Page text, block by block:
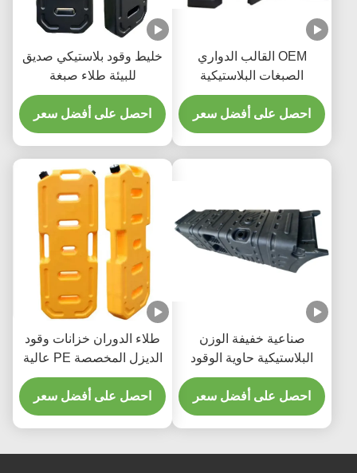
OEM القالب الدواري
الصبغات البلاستيكية
للشاحنات خزانات الوقود
مقاومة للتآكل / الأشعة فوق
البنفسجية
احصل على أفضل سعر
خليط وقود بلاستيكي صديق
للبيئة طلاء صبغة
روتوبلاستيكي لون مخصص
احصل على أفضل سعر
صناعية خفيفة الوزن
البلاستيكية حاوية الوقود
الدوارة القالب الدائم 960L
شاحنة خزان الوقود الحجم
المخصص
احصل على أفضل سعر
طلاء الدوران خزانات وقود
الديزل المخصصة PE عالية
المتانة سهلة التثبيت
احصل على أفضل سعر